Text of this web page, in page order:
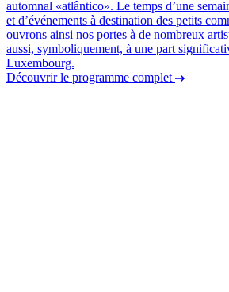
automnal «atlântico». Le temps d’une
et d’événements à destination des petits
ouvrons ainsi nos portes à de nombreux
aussi, symboliquement, à une part
Luxembourg.
Découvrir le programme complet